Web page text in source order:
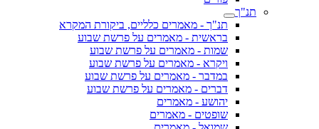
תנ"ך
תנ"ך - מאמרים כלליים, ביקורת המקרא
בראשית - מאמרים על פרשת שבוע
שמות - מאמרים על פרשת שבוע
ויקרא - מאמרים על פרשת שבוע
במדבר - מאמרים על פרשת שבוע
דברים - מאמרים על פרשת שבוע
יהושע - מאמרים
שופטים - מאמרים